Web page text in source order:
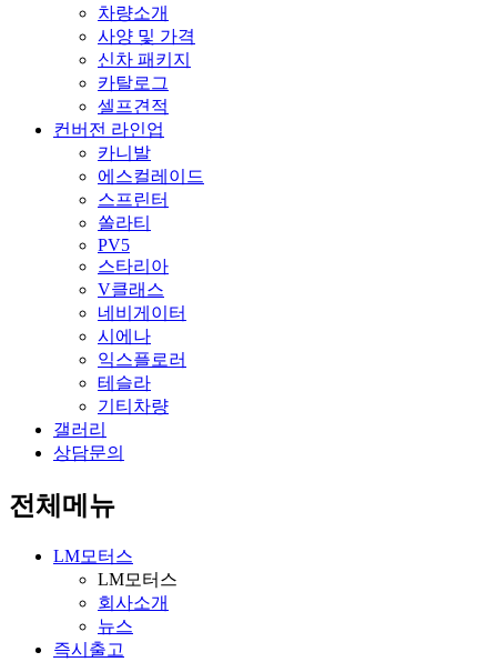
차량소개
사양 및 가격
신차 패키지
카탈로그
셀프견적
컨버전 라인업
카니발
에스컬레이드
스프린터
쏠라티
PV5
스타리아
V클래스
네비게이터
시에나
익스플로러
테슬라
기티차량
갤러리
상담문의
전체메뉴
LM모터스
LM모터스
회사소개
뉴스
즉시출고